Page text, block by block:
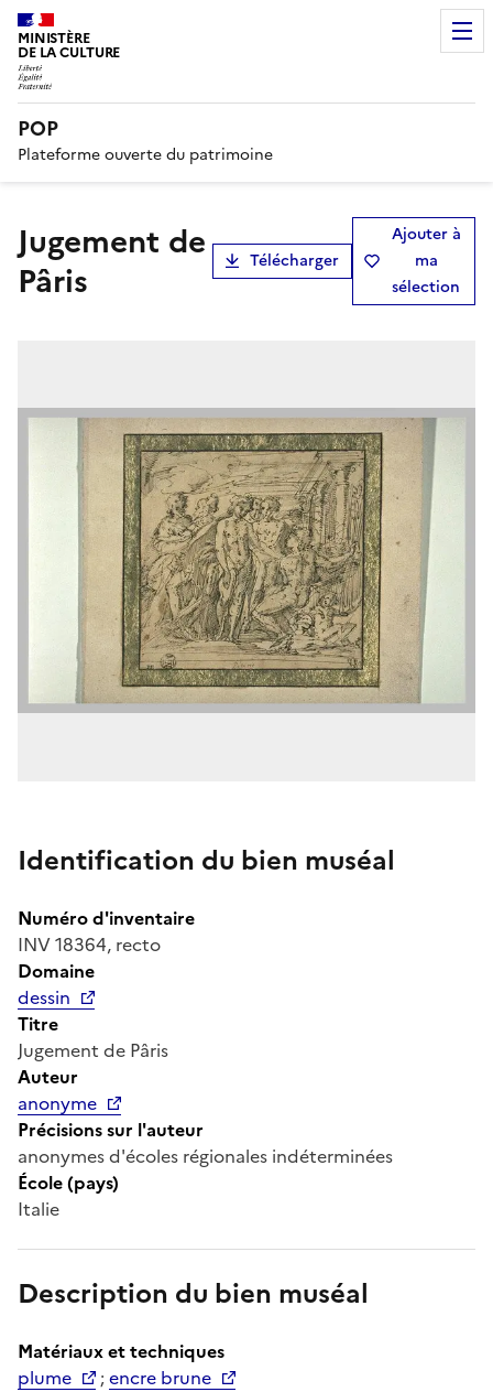
MINISTÈRE
DE LA CULTURE
POP
Plateforme ouverte du patrimoine
Jugement de
Pâris
Télécharger
Ajouter à
ma
sélection
Identification du bien muséal
Numéro d'inventaire
INV 18364, recto
Domaine
dessin
Titre
Jugement de Pâris
Auteur
anonyme
Précisions sur l'auteur
anonymes d'écoles régionales indéterminées
École (pays)
Italie
Description du bien muséal
Matériaux et techniques
plume
;encre brune